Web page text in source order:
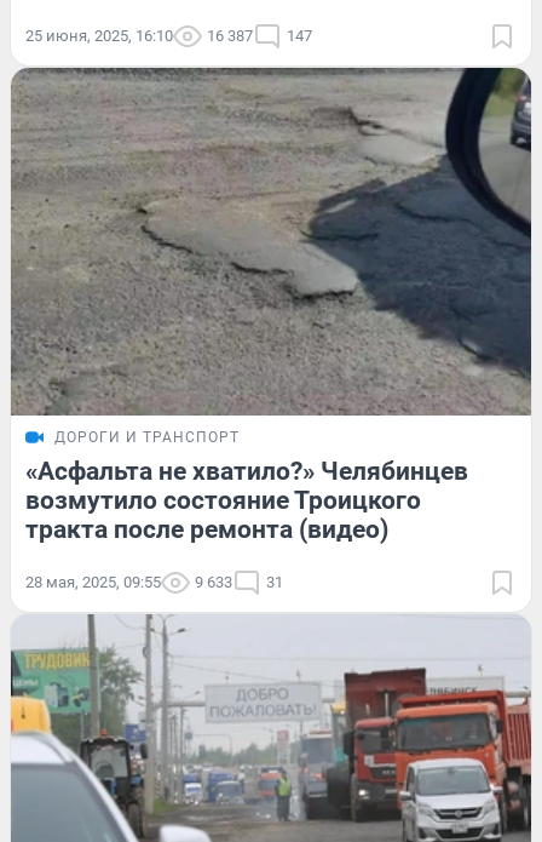
25 июня, 2025, 16:10 16 387 147
ДОРОГИ И ТРАНСПОРТ
«Асфальта не хватило?» Челябинцев
возмутило состояние Троицкого
тракта после ремонта (видео)
28 мая, 2025, 09:55 9 633 31